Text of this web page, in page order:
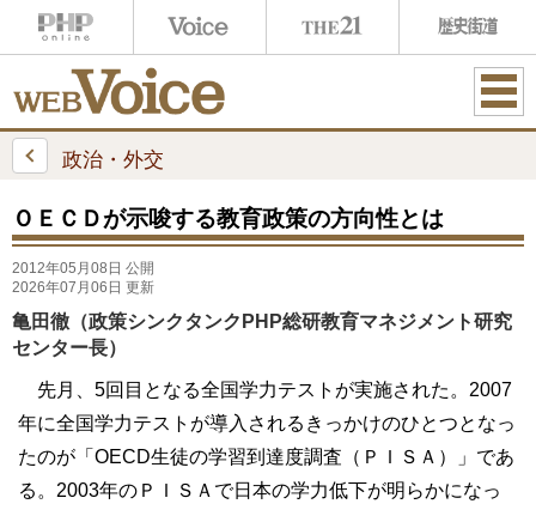
ME
政治・外交
ＯＥＣＤが示唆する教育政策の方向性とは
2012年05月08日 公開
2026年07月06日 更新
亀田徹（政策シンクタンクPHP総研教育マネジメント研究
センター長）
先月、5回目となる全国学力テストが実施された。2007
年に全国学力テストが導入されるきっかけのひとつとなっ
たのが「OECD生徒の学習到達度調査（ＰＩＳＡ）」であ
る。2003年のＰＩＳＡで日本の学力低下が明らかになっ